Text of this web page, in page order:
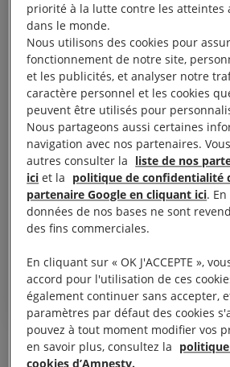
Le Nigeria manque à
de protéger les
vulnérables. En
réagir aux alertes
imminentes contre
dans le nord du
autorités nigérianes
barrage aux
masse touchant
Osai Ojigho, directrice d’Amnesty
Les autorités se montrent très
priorité à la lutte contre les atteintes
dans le monde.
Nous utilisons des cookies pour
fonctionnement de notre site,
et les publicités, et analyser notre
caractère personnel et les cookies
peuvent être utilisés pour
Nous partageons aussi certaines
navigation avec nos partenaires.
autres consulter la liste de nos
ici et la politique de confidentialité
partenaire Google en cliquant ici.
données de nos bases ne sont
des fins commerciales.
En cliquant sur « OK J'ACCEPTE »,
accord pour l'utilisation de ces
également continuer sans accepter,
paramètres par défaut des cookies
pouvez à tout moment modifier vos
en savoir plus, consultez la
cookies d’Amnesty.